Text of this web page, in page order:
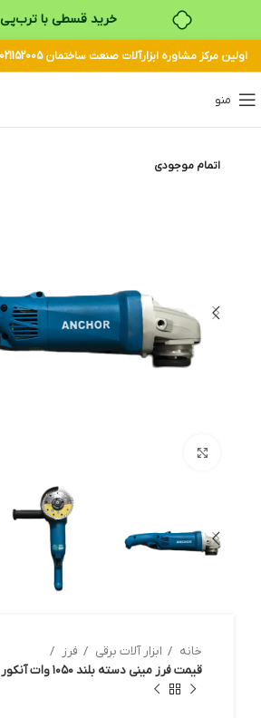
خرید قسطی با ترب‌پی
۴ قسط، بدون کارمزد
اولین مرکز مشاوره ابزارآلات صنعت ساختمان 09021152005
منو
اتمام موجودی
خانه ابزار آلات برقي
فرز
قیمت فرز مینی دسته بلند ۱۰۵۰ وات آنکور A15